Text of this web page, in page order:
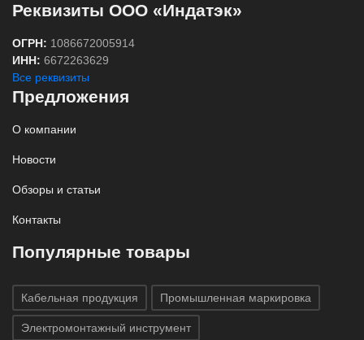
Реквизиты ООО «Индатэк»
ОГРН: 1086672005914
ИНН: 6672263629
Все реквизиты
Предложения
О компании
Новости
Обзоры и статьи
Контакты
Популярные товары
Кабельная продукция Промышленная маркировка
Электромонтажный инструмент